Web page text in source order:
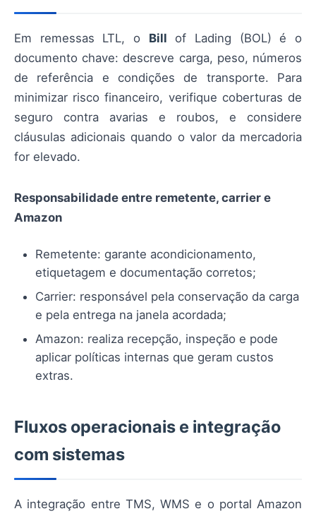
Em remessas LTL, o Bill of Lading (BOL) é o
documento chave: descreve carga, peso, números
de referência e condições de transporte. Para
minimizar risco financeiro, verifique coberturas de
seguro contra avarias e roubos, e considere
cláusulas adicionais quando o valor da mercadoria
for elevado.
Responsabilidade entre remetente, carrier e
Amazon
Remetente: garante acondicionamento,
etiquetagem e documentação corretos;
Carrier: responsável pela conservação da carga
e pela entrega na janela acordada;
Amazon: realiza recepção, inspeção e pode
aplicar políticas internas que geram custos
extras.
Fluxos operacionais e integração
com sistemas
A integração entre TMS, WMS e o portal Amazon